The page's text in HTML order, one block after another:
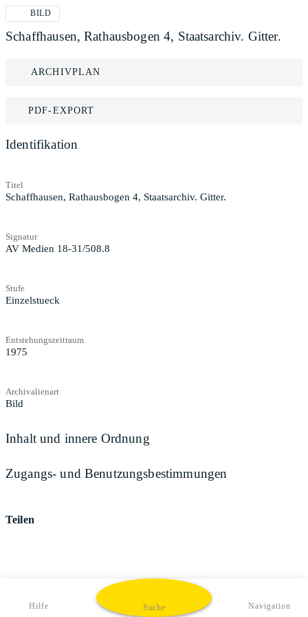
BILD
Schaffhausen, Rathausbogen 4, Staatsarchiv. Gitter.
ARCHIVPLAN
PDF-EXPORT
Identifikation
Titel
Schaffhausen, Rathausbogen 4, Staatsarchiv. Gitter.
Signatur
AV Medien 18-31/508.8
Stufe
Einzelstueck
Entstehungszeitraum
1975
Archivalienart
Bild
Inhalt und innere Ordnung
Zugangs- und Benutzungsbestimmungen
Teilen
Hilfe Suche Navigation